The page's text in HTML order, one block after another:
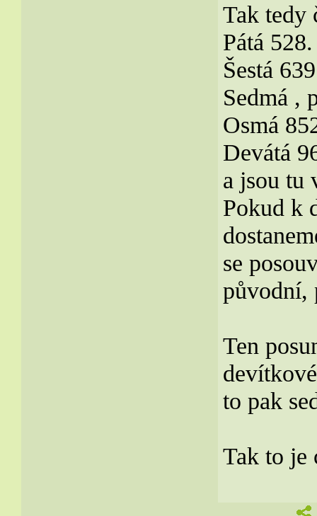
Tak tedy
Pátá 528.
Šestá 639
Sedmá ,
Osmá
Devátá
a jsou tu
Pokud k
se
původní,
Ten
to pak
Tak to je